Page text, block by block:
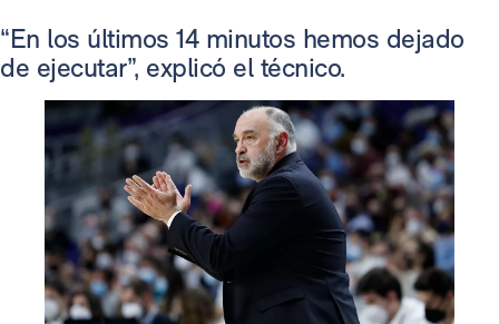
“En los últimos 14 minutos hemos dejado
de ejecutar”, explicó el técnico.